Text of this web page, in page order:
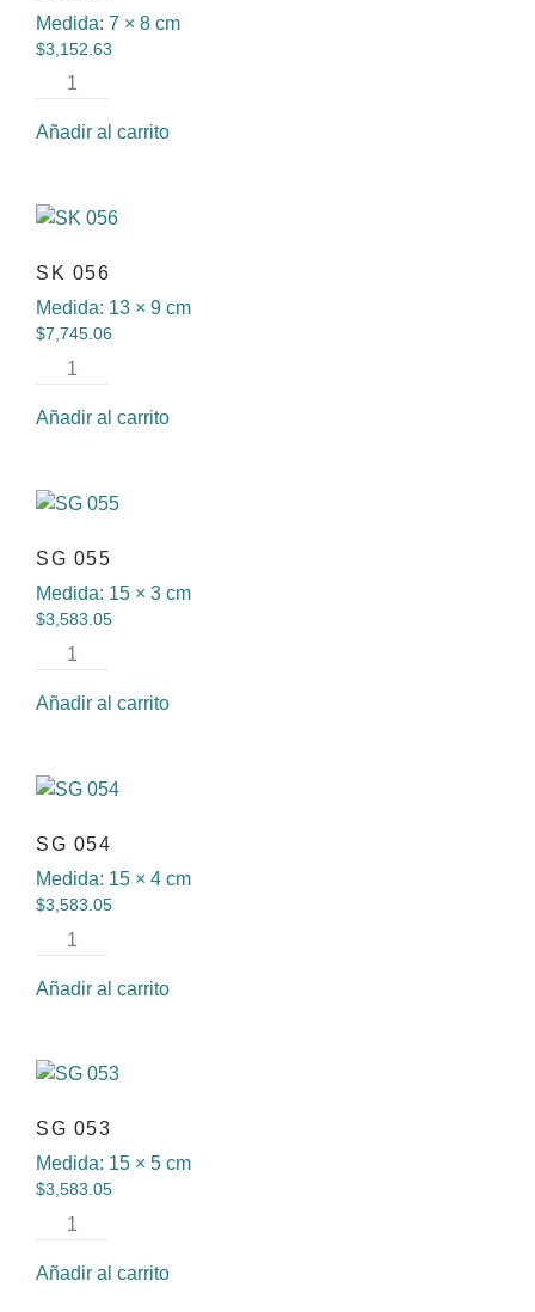
Medida: 7 × 8 cm
$3,152.63
Añadir al carrito
SK 056
Medida: 13 × 9 cm
$7,745.06
Añadir al carrito
SG 055
Medida: 15 × 3 cm
$3,583.05
Añadir al carrito
SG 054
Medida: 15 × 4 cm
$3,583.05
Añadir al carrito
SG 053
Medida: 15 × 5 cm
$3,583.05
Añadir al carrito